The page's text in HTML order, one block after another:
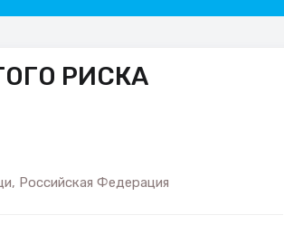
РИСКА
Российская Федерация